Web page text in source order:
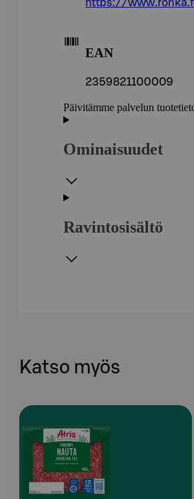
https://www.ronka.fi
EAN
2359821100009
Päivitämme palvelun
Ominaisuudet
Ravintosisältö
Katso myös